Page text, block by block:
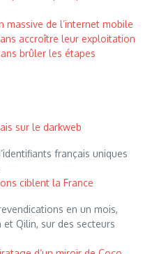
de l’internet mobile
accroître leur exploitation
brûler les étapes
sur le darkweb
français uniques
ciblent la France
en un mois,
Qilin, sur des secteurs